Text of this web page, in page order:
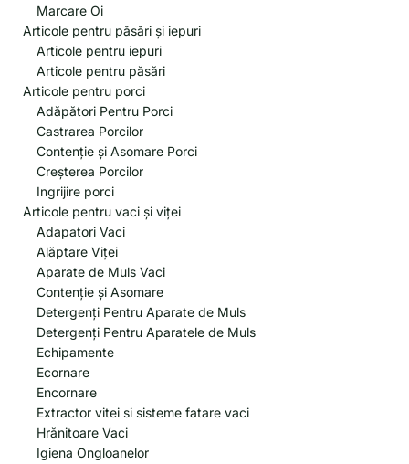
Marcare Oi
Articole pentru păsări și iepuri
Articole pentru iepuri
Articole pentru păsări
Articole pentru porci
Adăpători Pentru Porci
Castrarea Porcilor
Contenție și Asomare Porci
Creșterea Porcilor
Ingrijire porci
Articole pentru vaci și viței
Adapatori Vaci
Alăptare Viței
Aparate de Muls Vaci
Contenție și Asomare
Detergenți Pentru Aparate de Muls
Detergenți Pentru Aparatele de Muls
Echipamente
Ecornare
Encornare
Extractor vitei si sisteme fatare vaci
Hrănitoare Vaci
Igiena Ongloanelor